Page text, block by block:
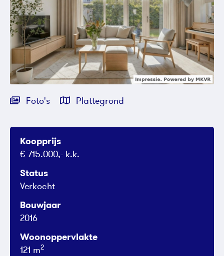
Foto's Plattegrond
Koopprijs
€ 715.000,- k.k.
Status
Verkocht
Bouwjaar
2016
Woonoppervlakte
121 m2